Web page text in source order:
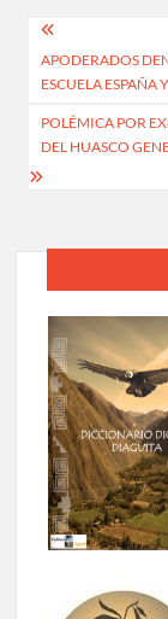
de
entradas
APODERADOS
ESCUELA ESPAÑA
POLÉMICA POR
DEL HUASCO